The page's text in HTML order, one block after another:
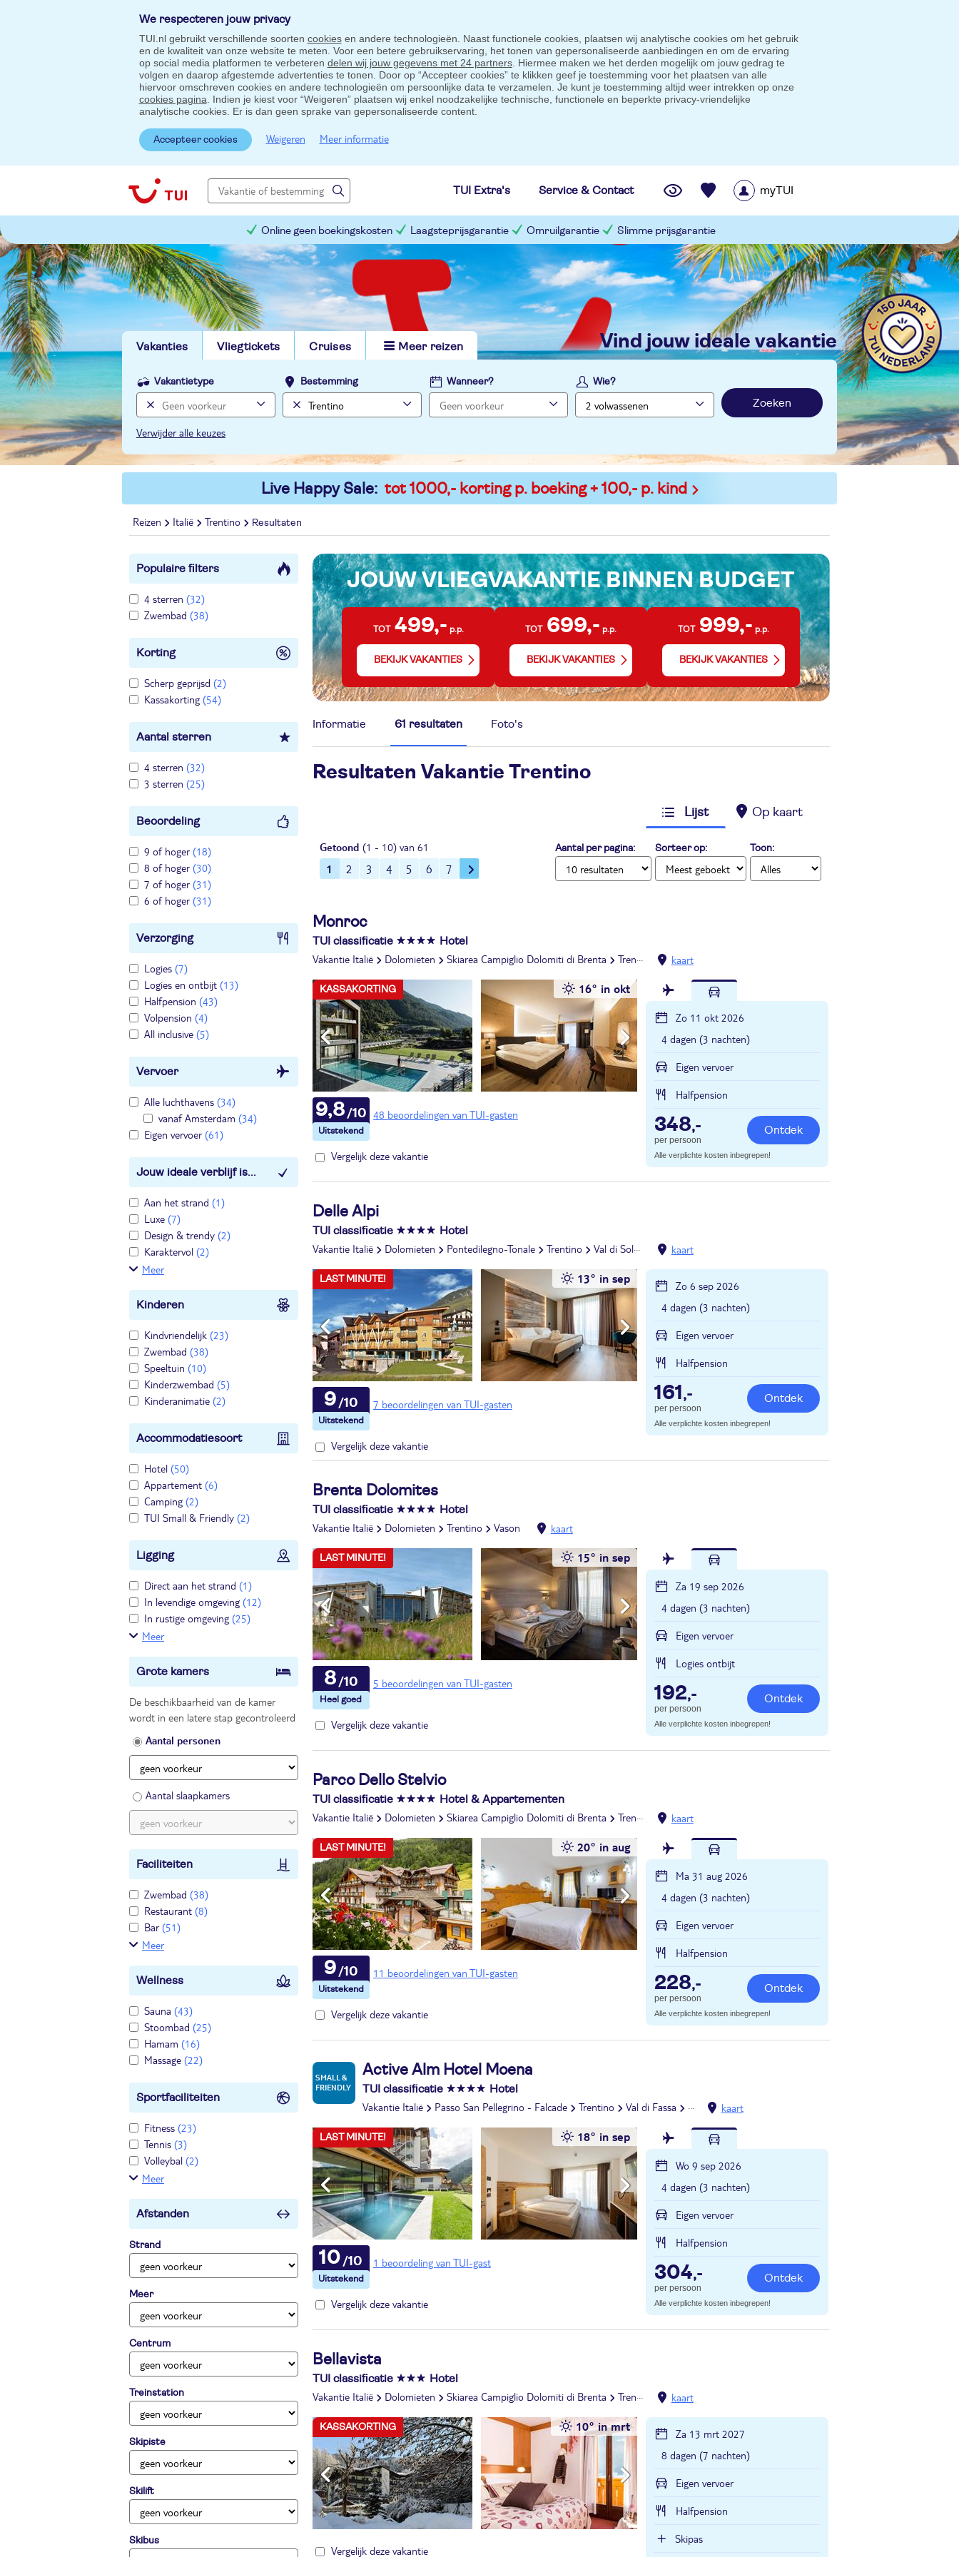
We respecteren jouw privacy
TUI.nl gebruikt verschillende soorten cookiesen andere technologieën. Naast functionele cookies, plaatsen wij analytische cookies om het gebruik
en de kwaliteit van onze website te meten. Voor een betere gebruikservaring, het tonen van gepersonaliseerde aanbiedingen en om de ervaring
op social media platformen te verbeteren delen wij jouw gegevens met 24 partners. Hiermee maken we het derden mogelijk om jouw gedrag te
volgen en daarop afgestemde advertenties te tonen. Door op “Accepteer cookies” te klikken geef je toestemming voor het plaatsen van alle
hiervoor omschreven cookies en andere technologieën om persoonlijke data te verzamelen. Je kunt je toestemming altijd weer intrekken op onze
cookies pagina . Indien je kiest voor “Weigeren” plaatsen wij enkel noodzakelijke technische, functionele en beperkte privacy-vriendelijke
analytische cookies. Er is dan geen sprake van gepersonaliseerde content.
Accepteer cookies Weigeren Meer informatie
TUI Extra's Service & Contact myTUI
Online geen boekingskosten Laagsteprijsgarantie Omruilgarantie Slimme prijsgarantie
Vakanties Vliegtickets Cruises Meer reizen vind jouw ideale vakantie
Vakantietype Bestemming Wanneer? Wie?
Zoeken
Verwijder alle keuzes
Live Happy Sale: tot 1000,- korting p. boeking + 100,- p. kind
Reizen Italië Trentino Resultaten
Populaire filters
4 sterren (32)
Zwembad (38)
Korting
Scherp geprijsd (2)
Kassakorting (54)
Aantal sterren
4 sterren (32)
3 sterren (25)
Beoordeling
9 of hoger(18)
8 of hoger(30)
7 of hoger(31)
6 of hoger(31)
Verzorging
Logies (7)
Logies en ontbijt (13)
Halfpension (43)
Volpension (4)
All inclusive (5)
Vervoer
Alle luchthavens (34)
vanaf Amsterdam (34)
Eigen vervoer(61)
Jouw ideale verblijf is...
Aan het strand (1)
Luxe (7)
Design & trendy (2)
Karaktervol (2)
Meer
Kinderen
Kindvriendelijk (23)
Zwembad (38)
Speeltuin (10)
Kinderzwembad (5)
Kinderanimatie (2)
Accommodatiesoort
Hotel (50)
Appartement (6)
Camping (2)
TUI Small & Friendly (2)
Ligging
Direct aan het strand (1)
In levendige omgeving (12)
In rustige omgeving (25)
Meer
Grote kamers
De beschikbaarheid van de kamer
wordt in een latere stap gecontroleerd
Aantal personen
Aantal slaapkamers
Faciliteiten
Zwembad (38)
Restaurant (8)
Bar(51)
Meer
Wellness
Sauna (43)
Stoombad (25)
Hamam (16)
Massage (22)
Sportfaciliteiten
Fitness (23)
Tennis (3)
Volleybal (2)
Meer
Afstanden
Strand
Meer
Centrum
Treinstation
Skipiste
Skilift
Skibus
JOUW VLIEGVAKANTIE BINNEN BUDGET
TOT 499,- p.p.
BEKIJK VAKANTIES
TOT 699,- p.p.
BEKIJK VAKANTIES
TOT 999,- p.p.
BEKIJK VAKANTIES
Informatie 61 resultaten Foto's
Resultaten Vakantie Trentino
Lijst Op kaart
Getoond (1 - 10) van 61
1 2 3 4 5 6 7
Aantal per pagina: Sorteer op: Toon:
Monroc
TUI classificatie Hotel
Vakantie Italië Dolomieten Skiarea Campiglio Dolomiti di Brenta Trentino Val di Sole
kaart
16° in okt
KASSAKORTING
48 beoordelingen van TUI-gasten
9,8
Vergelijk deze vakantie
Zo 11 okt 2026
4 dagen (3 nachten)
Eigen vervoer
Halfpension
348,-
per persoon
Ontdek
Alle verplichte kosten inbegrepen!
Delle Alpi
TUI classificatie Hotel
Vakantie Italië Dolomieten Pontedilegno-Tonale Trentino Val di Sole Passo del Tonale
kaart
13° in sep
LAST MINUTE!
7 beoordelingen van TUI-gasten
9
Vergelijk deze vakantie
Zo 6 sep 2026
4 dagen (3 nachten)
Eigen vervoer
Halfpension
161 ,-
per persoon
Ontdek
Alle verplichte kosten inbegrepen!
Brenta Dolomites
TUI classificatie Hotel
Vakantie Italië Dolomieten Trentino Vason kaart
15° in sep
LAST MINUTE!
5 beoordelingen van TUI-gasten
8
Vergelijk deze vakantie
Za 19 sep 2026
4 dagen (3 nachten)
Eigen vervoer
Logies ontbijt
192,-
per persoon
Ontdek
Alle verplichte kosten inbegrepen!
Parco Dello Stelvio
TUI classificatie Hotel & Appartementen
Vakantie Italië Dolomieten Skiarea Campiglio Dolomiti di Brenta Trentino Val di Sole
kaart
20° in aug
LAST MINUTE!
11 beoordelingen van TUI-gasten
9
Vergelijk deze vakantie
Ma 31 aug 2026
4 dagen (3 nachten)
Eigen vervoer
Halfpension
228,-
per persoon
Ontdek
Alle verplichte kosten inbegrepen!
Active Alm Hotel Moena
TUI classificatie Hotel
Vakantie Italië Passo San Pellegrino - Falcade Trentino Val di Fassa Moena kaart
18° in sep
LAST MINUTE!
1 beoordeling van TUI-gast
10
Vergelijk deze vakantie
Wo 9 sep 2026
4 dagen (3 nachten)
Eigen vervoer
Halfpension
304,-
per persoon
Ontdek
Alle verplichte kosten inbegrepen!
Bellavista
TUI classificatie Hotel
Vakantie Italië Dolomieten Skiarea Campiglio Dolomiti di Brenta Trentino Val Rendena
kaart
10° in mrt
KASSAKORTING
Vergelijk deze vakantie
Za 13 mrt 2027
8 dagen (7 nachten)
Eigen vervoer
Halfpension
Skipas